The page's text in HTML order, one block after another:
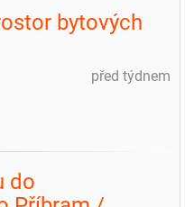
bytových
před týdnem
do